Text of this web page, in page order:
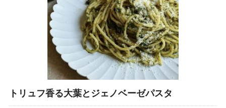
トリュフ香る大葉とジェノベーゼパスタ